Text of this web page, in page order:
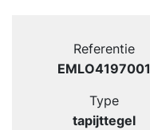
Referentie
EMLO4197001
Type
tapijttegel